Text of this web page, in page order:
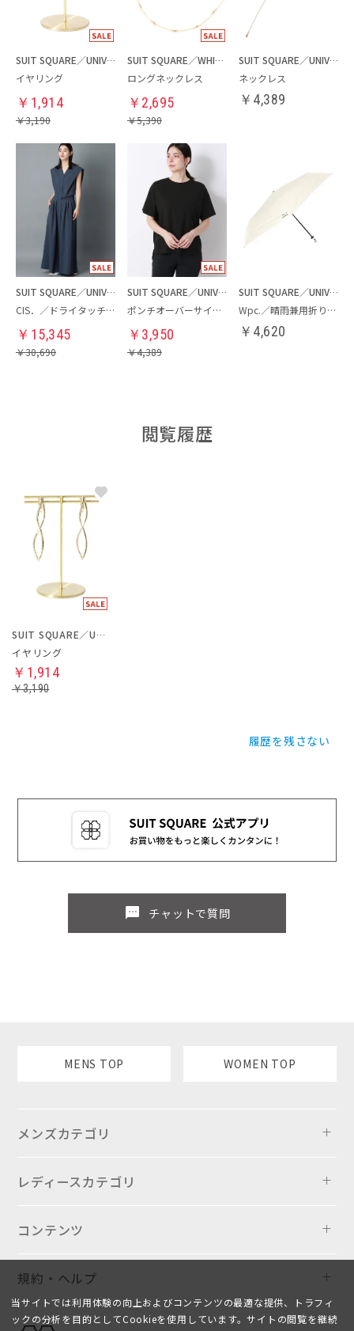
SUIT SQUARE／UNIVERSAL LANGUAGE／WHITE
イヤリング
￥ 1,914
￥3,190
SUIT SQUARE／WHITE
ロングネックレス
￥ 2,695
￥5,390
SUIT SQUARE／UNIVERSAL LANGUAGE／WHITE
ネックレス
￥ 4,389
SUIT SQUARE／UNIVERSAL LANGUAGE／WHITE
CIS．／ドライタッチブラウス＆ワイドレッグパンツセット
￥ 15,345
￥30,690
SUIT SQUARE／UNIVERSAL LANGUAGE／WHITE
ポンチオーバーサイズTシャツ
￥ 3,950
￥4,389
SUIT SQUARE／UNIVERSAL LANGUAGE
Wpc.／晴雨兼用折り畳み傘
￥ 4,620
閲覧履歴
SUIT SQUARE／UNIVERSAL LANGUAGE／WHITE
イヤリング
￥1,914
￥3,190
履歴を残さない
sms チャットで質問
MENS TOP WOMEN TOP
メンズカテゴリ
レディースカテゴリ
コンテンツ
規約・ヘルプ
当サイトでは利用体験の向上およびコンテンツの最適な提供、トラフィ
ックの分析を目的としてCookieを使用しています。サイトの閲覧を継続